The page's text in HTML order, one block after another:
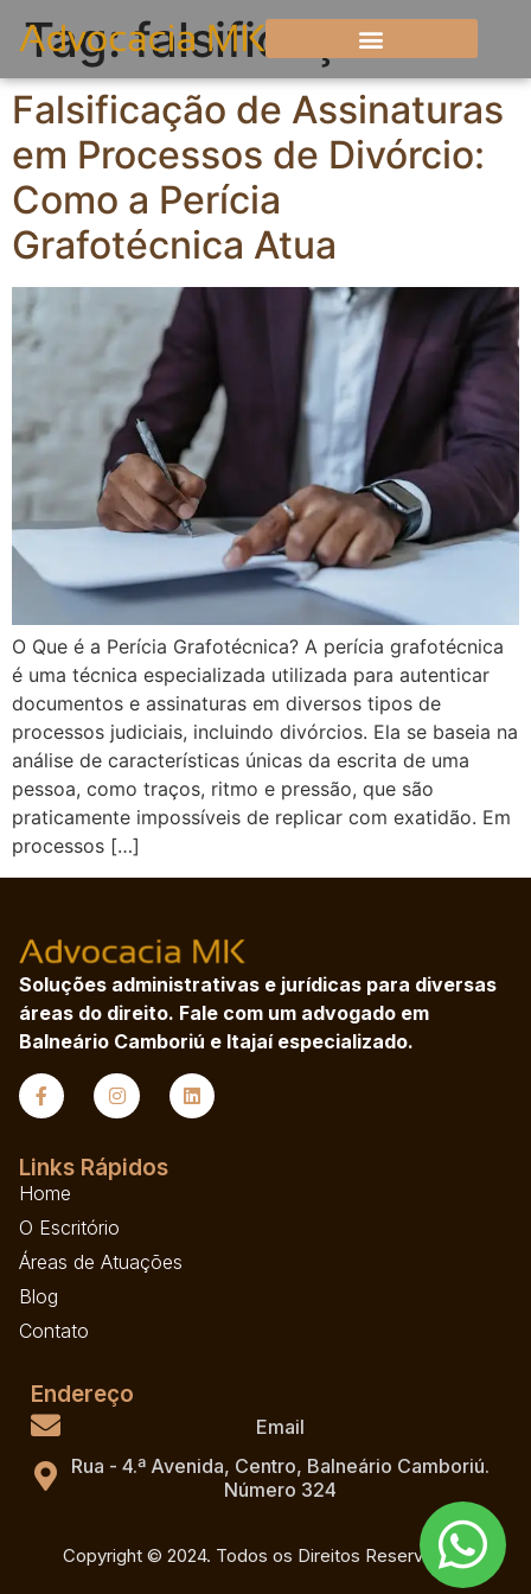
Tag:falsificação
Falsificação de Assinaturas
em Processos de Divórcio:
Como a Perícia
Grafotécnica Atua
O Que é a Perícia Grafotécnica? A perícia grafotécnica
é uma técnica especializada utilizada para autenticar
documentos e assinaturas em diversos tipos de
processos judiciais, incluindo divórcios. Ela se baseia na
análise de características únicas da escrita de uma
pessoa, como traços, ritmo e pressão, que são
praticamente impossíveis de replicar com exatidão. Em
processos […]
Soluções administrativas e jurídicas para diversas
áreas do direito. Fale com um advogado em
Balneário Camboriú e Itajaí especializado.
Links Rápidos
Home
O Escritório
Áreas de Atuações
Blog
Contato
Endereço
Email
Rua - 4.ª Avenida, Centro, Balneário Camboriú.
Número 324
Copyright © 2024. Todos os Direitos Reservados.